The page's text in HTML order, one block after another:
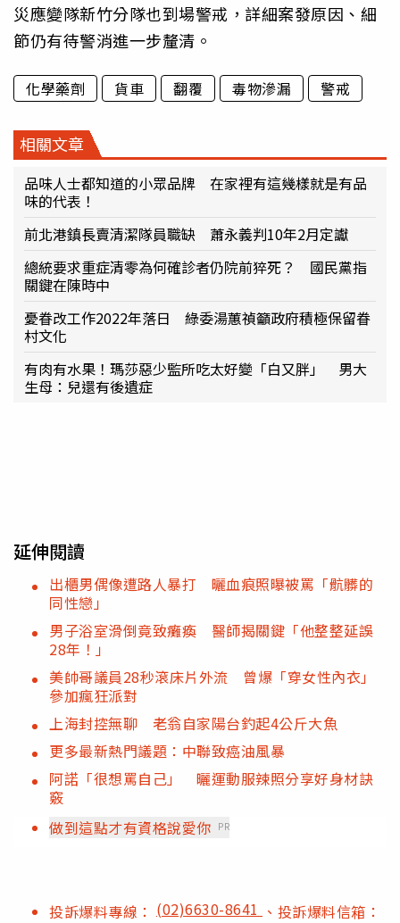
災應變隊新竹分隊也到場警戒，詳細案發原因、細
節仍有待警消進一步釐清。
化學藥劑 貨車 翻覆 毒物滲漏 警戒
相關文章
品味人士都知道的小眾品牌 在家裡有這幾樣就是有品
味的代表！
前北港鎮長賣清潔隊員職缺 蕭永義判10年2月定讞
總統要求重症清零為何確診者仍院前猝死？ 國民黨指
關鍵在陳時中
憂眷改工作2022年落日 綠委湯蕙禎籲政府積極保留眷
村文化
有肉有水果！瑪莎惡少監所吃太好變「白又胖」 男大
生母：兒還有後遺症
延伸閱讀
出櫃男偶像遭路人暴打 曬血痕照曝被罵「骯髒的
同性戀」
男子浴室滑倒竟致癱瘓 醫師揭關鍵「他整整延誤
28年！」
美帥哥議員28秒滾床片外流 曾爆「穿女性內衣」
參加瘋狂派對
上海封控無聊 老翁自家陽台釣起4公斤大魚
更多最新熱門議題：中聯致癌油風暴
阿諾「很想罵自己」 曬運動服辣照分享好身材訣
竅
做到這點才有資格說愛你 PR
投訴爆料專線： (02)6630-8641 、投訴爆料信箱：